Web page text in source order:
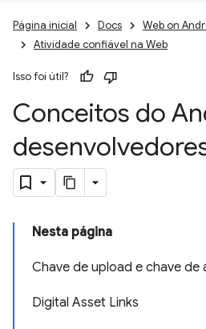
Página inicial Docs
Web on
Atividade confiável na Web
Isso foi útil?
Conceitos do
Nesta página
Chave de upload e chave de
Digital Asset Links